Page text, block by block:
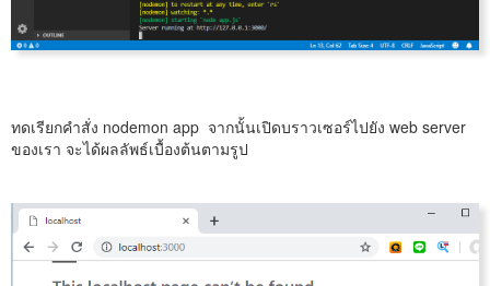
ทดเรียกคำสั่ง nodemon app จากนั้นเปิดบราวเซอร์ไปยัง web server
ของเรา จะได้ผลลัพธ์เบื้องต้นตามรูป